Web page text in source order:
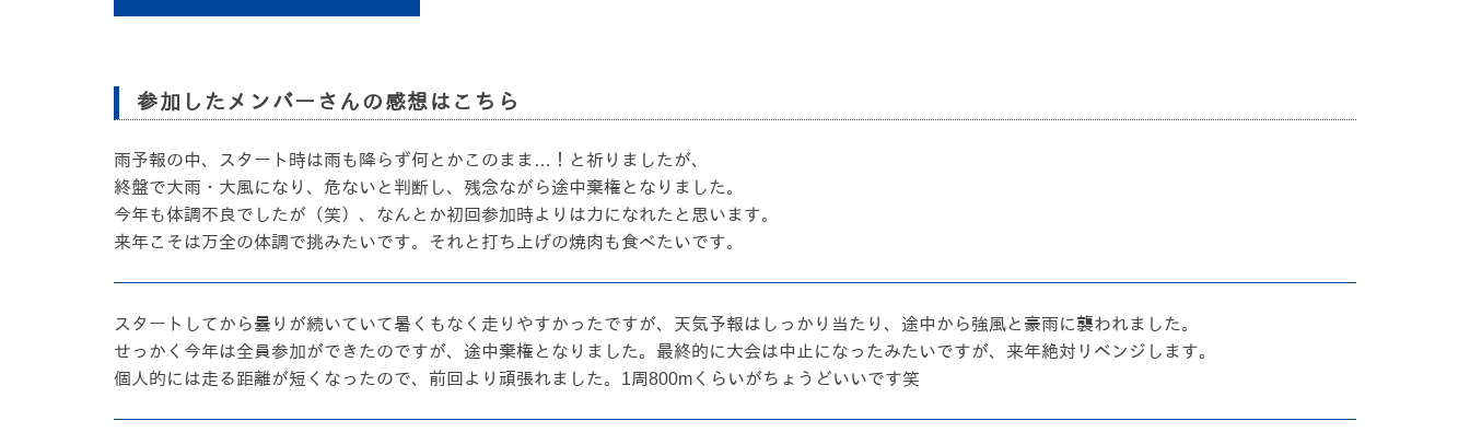
参加したメンバーさんの感想はこちら
雨予報の中、スタート時は雨も降らず何とかこのまま…！と祈りましたが、
終盤で大雨・大風になり、危ないと判断し、残念ながら途中棄権となりました。
今年も体調不良でしたが（笑）、なんとか初回参加時よりは力になれたと思います。
来年こそは万全の体調で挑みたいです。それと打ち上げの焼肉も食べたいです。
スタートしてから曇りが続いていて暑くもなく走りやすかったですが、天気予報はしっかり当たり、途中から強風と豪雨に襲われました。
せっかく今年は全員参加ができたのですが、途中棄権となりました。最終的に大会は中止になったみたいですが、来年絶対リベンジします。
個人的には走る距離が短くなったので、前回より頑張れました。1周800mくらいがちょうどいいです笑